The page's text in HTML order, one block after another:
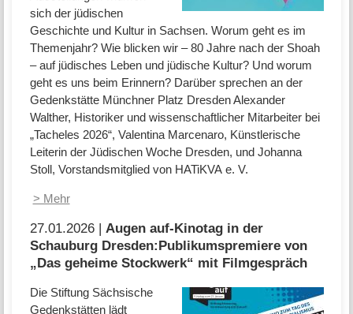
sich der jüdischen
Geschichte und Kultur in Sachsen. Worum geht es im
Themenjahr? Wie blicken wir – 80 Jahre nach der Shoah
– auf jüdisches Leben und jüdische Kultur? Und worum
geht es uns beim Erinnern? Darüber sprechen an der
Gedenkstätte Münchner Platz Dresden Alexander
Walther, Historiker und wissenschaftlicher Mitarbeiter bei
„Tacheles 2026“, Valentina Marcenaro, Künstlerische
Leiterin der Jüdischen Woche Dresden, und Johanna
Stoll, Vorstandsmitglied von HATiKVA e. V.
> Mehr
27.01.2026 | Augen auf-Kinotag in der
Schauburg Dresden:Publikumspremiere von
„Das geheime Stockwerk“ mit Filmgespräch
Die Stiftung Sächsische
Gedenkstätten lädt